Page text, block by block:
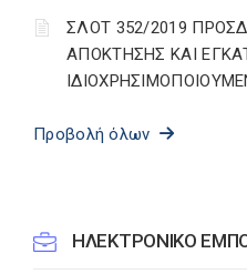
ΣΛΟΤ 352/2019
ΑΠΟΚΤΗΣΗΣ ΚΑΙ
Προβολή όλων
ΗΛΕΚΤΡΟΝΙΚΟ